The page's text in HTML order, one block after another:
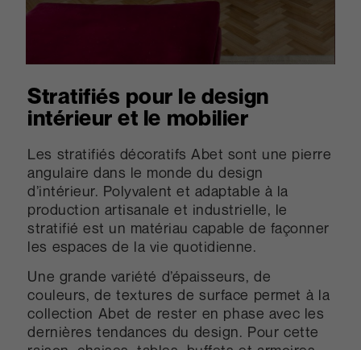
Stratifiés pour le design
intérieur et le mobilier
Les stratifiés décoratifs Abet sont une pierre
angulaire dans le monde du design
d’intérieur. Polyvalent et adaptable à la
production artisanale et industrielle, le
stratifié est un matériau capable de façonner
les espaces de la vie quotidienne.
Une grande variété d’épaisseurs, de
couleurs, de textures de surface permet à la
collection Abet de rester en phase avec les
dernières tendances du design. Pour cette